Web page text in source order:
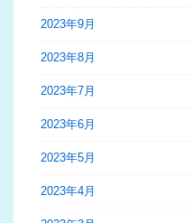
2023年9月
2023年8月
2023年7月
2023年6月
2023年5月
2023年4月